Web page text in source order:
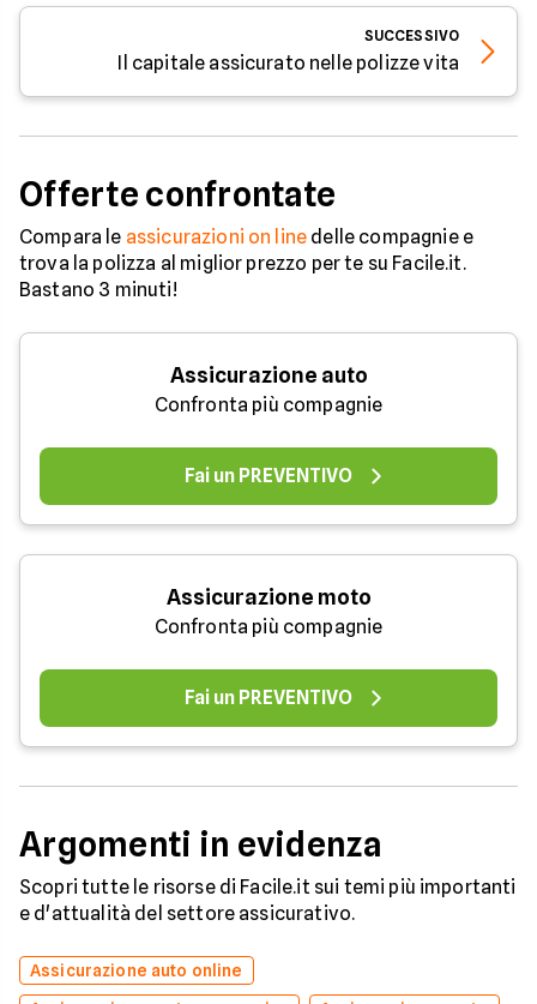
SUCCESSIVO
Il capitale assicurato nelle polizze vita
Offerte confrontate
Compara le assicurazioni on line delle compagnie e
trova la polizza al miglior prezzo per te su Facile.it.
Bastano 3 minuti!
Assicurazione auto
Confronta più compagnie
Fai un PREVENTIVO
Assicurazione moto
Confronta più compagnie
Fai un PREVENTIVO
Argomenti in evidenza
Scopri tutte le risorse di Facile.it sui temi più importanti
e d'attualità del settore assicurativo.
Assicurazione auto online